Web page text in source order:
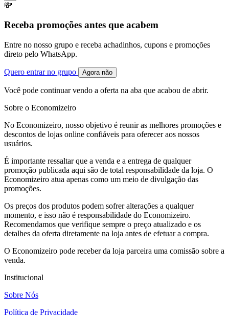
💸
Receba promoções antes que acabem
Entre no nosso grupo e receba achadinhos, cupons e promoções
direto pelo WhatsApp.
Quero entrar no grupo Agora não
Você pode continuar vendo a oferta na aba que acabou de abrir.
Sobre o Economizeiro
No Economizeiro, nosso objetivo é reunir as melhores promoções e
descontos de lojas online confiáveis para oferecer aos nossos
usuários.
É importante ressaltar que a venda e a entrega de qualquer
promoção publicada aqui são de total responsabilidade da loja. O
Economizeiro atua apenas como um meio de divulgação das
promoções.
Os preços dos produtos podem sofrer alterações a qualquer
momento, e isso não é responsabilidade do Economizeiro.
Recomendamos que verifique sempre o preço atualizado e os
detalhes da oferta diretamente na loja antes de efetuar a compra.
O Economizeiro pode receber da loja parceira uma comissão sobre a
venda.
Institucional
Sobre Nós
Política de Privacidade